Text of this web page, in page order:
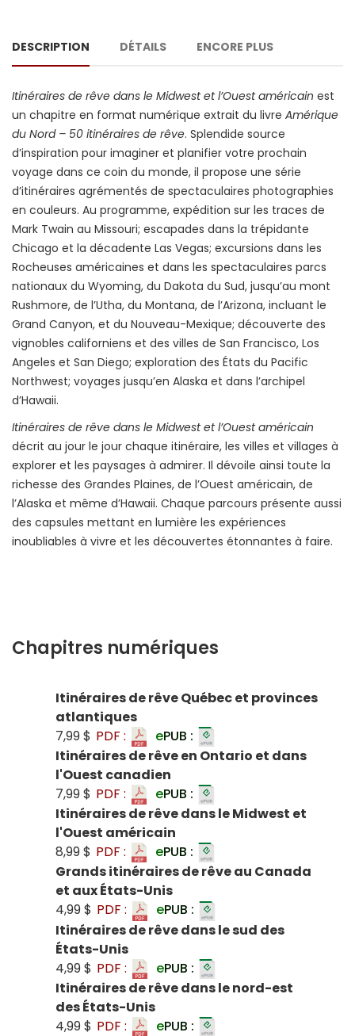
DESCRIPTION DÉTAILS ENCORE PLUS
Itinéraires de rêve dans le Midwest et l’Ouest américain est
un chapitre en format numérique extrait du livre Amérique
du Nord – 50 itinéraires de rêve. Splendide source
d’inspiration pour imaginer et planifier votre prochain
voyage dans ce coin du monde, il propose une série
d’itinéraires agrémentés de spectaculaires photographies
en couleurs. Au programme, expédition sur les traces de
Mark Twain au Missouri; escapades dans la trépidante
Chicago et la décadente Las Vegas; excursions dans les
Rocheuses américaines et dans les spectaculaires parcs
nationaux du Wyoming, du Dakota du Sud, jusqu’au mont
Rushmore, de l’Utha, du Montana, de l’Arizona, incluant le
Grand Canyon, et du Nouveau-Mexique; découverte des
vignobles californiens et des villes de San Francisco, Los
Angeles et San Diego; exploration des États du Pacific
Northwest; voyages jusqu’en Alaska et dans l’archipel
d’Hawaii.
Itinéraires de rêve dans le Midwest et l’Ouest américain
décrit au jour le jour chaque itinéraire, les villes et villages à
explorer et les paysages à admirer. Il dévoile ainsi toute la
richesse des Grandes Plaines, de l’Ouest américain, de
l’Alaska et même d’Hawaii. Chaque parcours présente aussi
des capsules mettant en lumière les expériences
inoubliables à vivre et les découvertes étonnantes à faire.
Chapitres numériques
Itinéraires de rêve Québec et provinces
atlantiques
7,99 $ PDF : ePUB :
Itinéraires de rêve en Ontario et dans
l'Ouest canadien
7,99 $ PDF : ePUB :
Itinéraires de rêve dans le Midwest et
l'Ouest américain
8,99 $ PDF : ePUB :
Grands itinéraires de rêve au Canada
et aux États-Unis
4,99 $ PDF : ePUB :
Itinéraires de rêve dans le sud des
États-Unis
4,99 $ PDF : ePUB :
Itinéraires de rêve dans le nord-est
des États-Unis
4,99 $ PDF : ePUB :